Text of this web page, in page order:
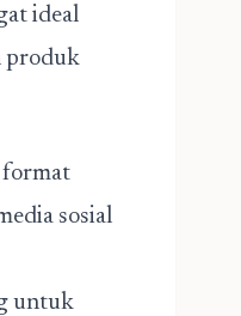
ideal
produk
format
sosial
untuk